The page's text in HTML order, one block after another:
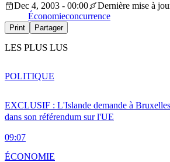
Dec 4, 2003 - 00:00
Dernière mise à
Économieconcurrence
Print Partager
LES PLUS LUS
EXCLUSIF : L'Islande demande à
dans son référendum sur l'UE
09:07
POLITIQUE
ÉCONOMIE